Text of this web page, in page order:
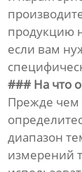
продукцию
если вам
### На что
Прежде чем
диапазон
измерений